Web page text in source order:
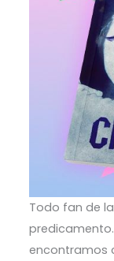
Todo fan de
encontramos